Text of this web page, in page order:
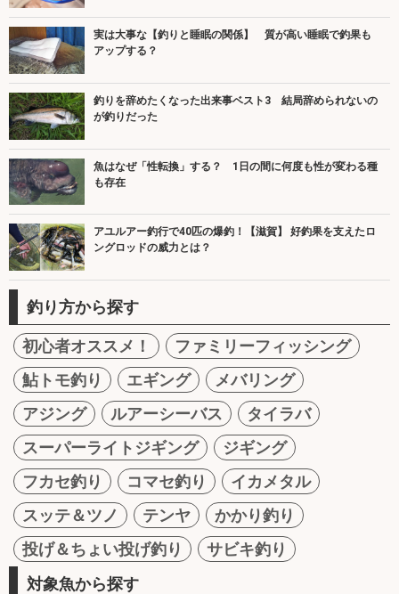
実は大事な【釣りと睡眠の関係】 質が高い睡眠で釣果も
アップする？
釣りを辞めたくなった出来事ベスト3 結局辞められないの
が釣りだった
魚はなぜ「性転換」する？ 1日の間に何度も性が変わる種
も存在
アユルアー釣行で40匹の爆釣！【滋賀】 好釣果を支えたロ
ングロッドの威力とは？
釣り方から探す
初心者オススメ！
ファミリーフィッシング
鮎トモ釣り
エギング
メバリング
アジング
ルアーシーバス
タイラバ
スーパーライトジギング
ジギング
フカセ釣り
コマセ釣り
イカメタル
スッテ＆ツノ
テンヤ
かかり釣り
投げ＆ちょい投げ釣り
サビキ釣り
対象魚から探す